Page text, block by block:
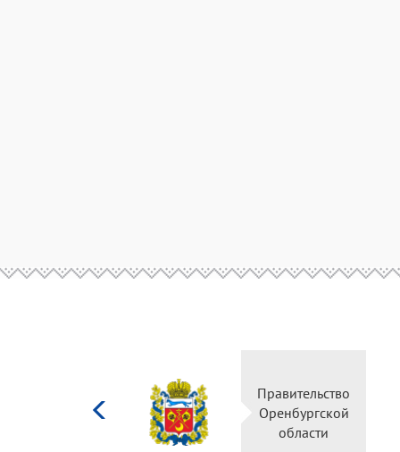
Министерство
культуры
Российской
федерации